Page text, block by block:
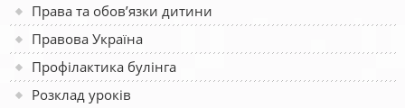
Права та обов’язки дитини
Правова Україна
Профілактика булінга
Розклад уроків